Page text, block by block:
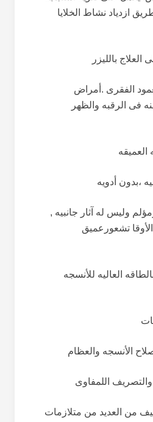
ازدیاد نشاط الخلایا
العلاج باللیزر
الفقری .أمراض
فی الرقبه والظهر
العمیقه
،بدون أدویه
ولیس له آثار جانبیه ,
تشعورعمیق
العالیه للأنسجه
الأنسجه والعظام
اللمفاوی
من العدید من متلازمات